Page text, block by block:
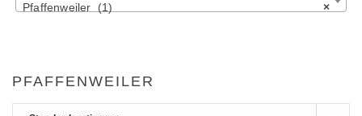
PFAFFENWEILER
×
Pfaffenweiler (1)